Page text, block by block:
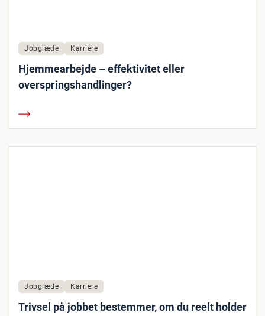
Jobglæde Karriere
Hjemmearbejde – effektivitet eller
overspringshandlinger?
Jobglæde Karriere
Trivsel på jobbet bestemmer, om du reelt holder